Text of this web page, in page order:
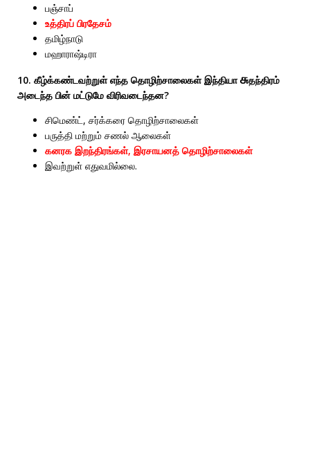
பஞ்சாப்
உத்திரப் பிரதேசம்
தமிழ்நாடு
மஹாராஷ்டிரா
10. கீழ்க்கண்டவற்றுள் எந்த தொழிற்சாலைகள் இந்தியாசுதந்திரம்
அடைந்த பின் மட்டுமே விரிவடைந்தன?
சிமெண்ட், சர்க்கரை தொழிற்சாலைகள்
பருத்தி மற்றும் சணல் ஆலைகள்
கனரக இறந்திரங்கள், இரசாயனத் தொழிற்சாலைகள்
இவற்றுள் எதுவமில்லை.